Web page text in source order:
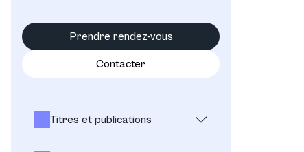
Prendre rendez-vous
Contacter
Titres et publications